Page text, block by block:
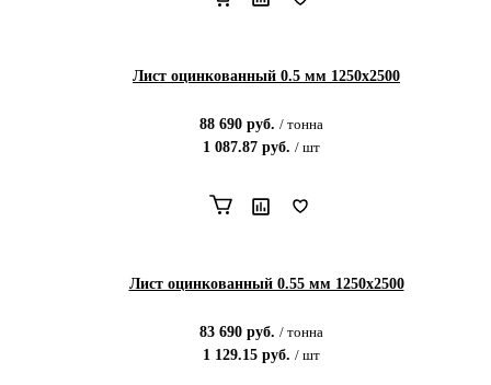
Лист оцинкованный 0.5 мм 1250x2500
88 690руб. / тонна
1 087.87руб. / шт
Лист оцинкованный 0.55 мм 1250x2500
83 690руб. / тонна
1 129.15руб. / шт